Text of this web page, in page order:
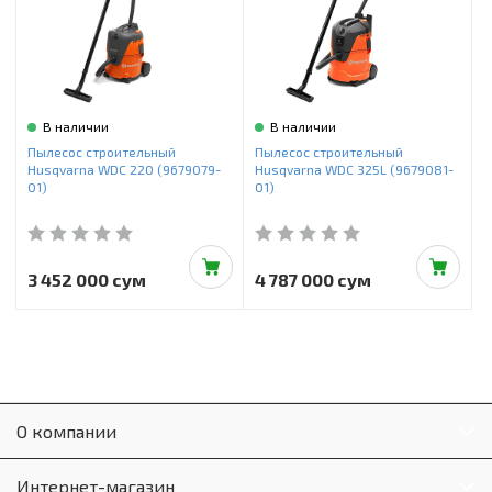
Инструменты и техника
Товары для дома
Красота и здоровье
Фильтры для воды
Сантехника
В наличии
Пылесос строительный
Husqvarna WDC 220 (9679079-
01)
3 452 000 сум
В наличии
Пылесос строительный
Husqvarna WDC 325L (9679081-
01)
4 787 000 сум
О компании
Интернет-магазин